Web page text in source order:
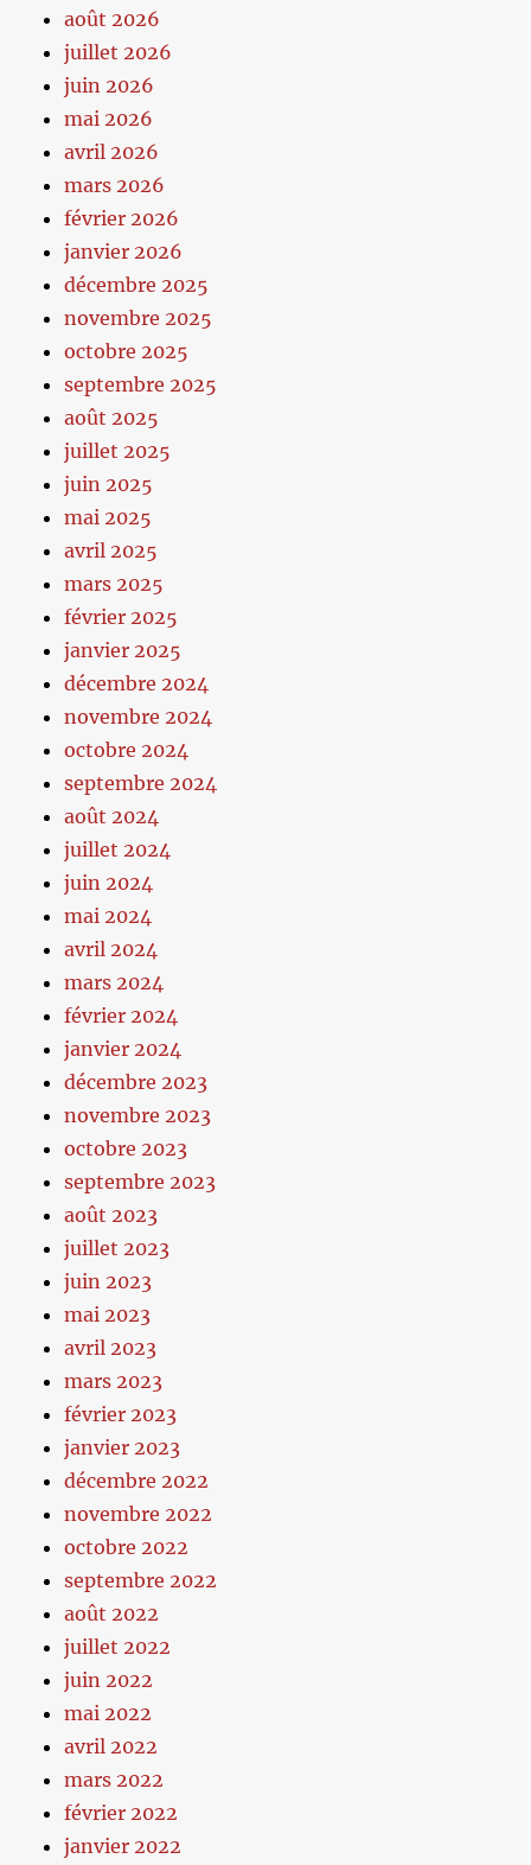
août 2026
juillet 2026
juin 2026
mai 2026
avril 2026
mars 2026
février 2026
janvier 2026
décembre 2025
novembre 2025
octobre 2025
septembre 2025
août 2025
juillet 2025
juin 2025
mai 2025
avril 2025
mars 2025
février 2025
janvier 2025
décembre 2024
novembre 2024
octobre 2024
septembre 2024
août 2024
juillet 2024
juin 2024
mai 2024
avril 2024
mars 2024
février 2024
janvier 2024
décembre 2023
novembre 2023
octobre 2023
septembre 2023
août 2023
juillet 2023
juin 2023
mai 2023
avril 2023
mars 2023
février 2023
janvier 2023
décembre 2022
novembre 2022
octobre 2022
septembre 2022
août 2022
juillet 2022
juin 2022
mai 2022
avril 2022
mars 2022
février 2022
janvier 2022